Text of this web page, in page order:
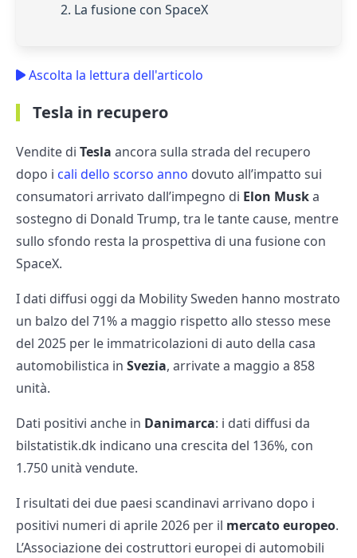
2. La fusione con SpaceX
Ascolta la lettura dell'articolo
Tesla in recupero
Vendite di Tesla ancora sulla strada del recupero
dopo i cali dello scorso anno dovuto all’impatto sui
consumatori arrivato dall’impegno di Elon Muska
sostegno di Donald Trump, tra le tante cause, mentre
sullo sfondo resta la prospettiva di una fusione con
SpaceX.
I dati diffusi oggi da Mobility Sweden hanno mostrato
un balzo del 71% a maggio rispetto allo stesso mese
del 2025 per le immatricolazioni di auto della casa
automobilistica in Svezia, arrivate a maggio a 858
unità.
Dati positivi anche in Danimarca: i dati diffusi da
bilstatistik.dk indicano una crescita del 136%, con
1.750 unità vendute.
I risultati dei due paesi scandinavi arrivano dopo i
positivi numeri di aprile 2026 per il mercato europeo.
L’Associazione dei costruttori europei di automobili